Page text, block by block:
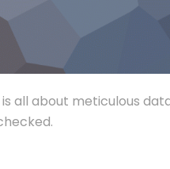
all about meticulous